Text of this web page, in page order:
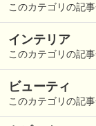
このカテゴリの記
インテリア
このカテゴリの記
ビューティ
このカテゴリの記